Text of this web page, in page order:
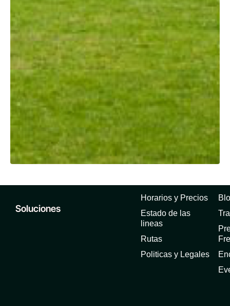
Soluciones
Horarios y Precios
Estado de las
lineas
Rutas
Politicas y Legales